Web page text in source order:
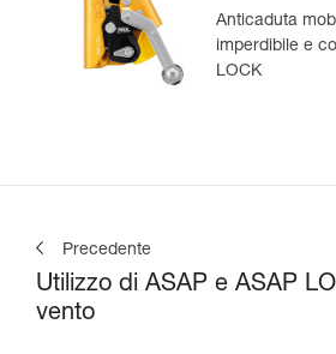
Anticaduta
imperdibile e
LOCK
Precedente
Utilizzo di ASAP e ASAP
vento